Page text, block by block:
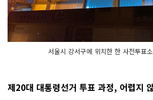
서울시 강서구에 위치한 한 사전투표
제20대 대통령선거 투표 과정, 어렵지